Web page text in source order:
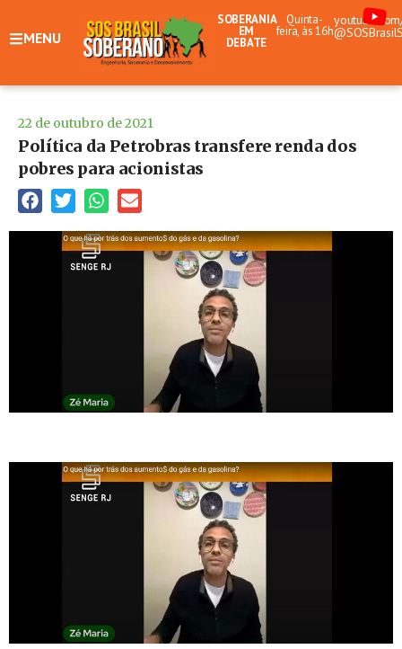
MENU
SOBERANIA
EM
DEBATE
Quinta-
feira, às 16h
22 de outubro de 2021
Política da Petrobras transfere renda dos
pobres para acionistas